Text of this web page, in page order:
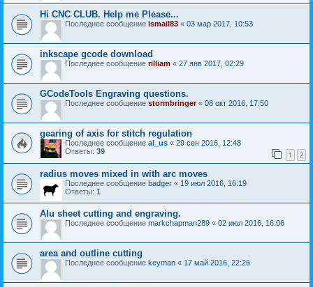
Hi CNC CLUB. Help me Please...
Последнее сообщение ismail83 « 03 мар 2017, 10:53
inkscape gcode download
Последнее сообщение rilliam « 27 янв 2017, 02:29
GCodeTools Engraving questions.
Последнее сообщение stormbringer« 08 окт 2016, 17:50
gearing of axis for stitch regulation
Последнее сообщение al_us « 29 сен 2016, 12:48
Ответы: 39 1 2
radius moves mixed in with arc moves
Последнее сообщение badger « 19 июл 2016, 16:19
Ответы: 1
Alu sheet cutting and engraving.
Последнее сообщение markchapman289 « 02 июл 2016, 16:06
area and outline cutting
Последнее сообщение keyman « 17 май 2016, 22:26